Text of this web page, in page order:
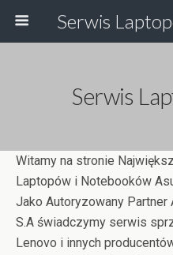
Serwis
Witamy na stronie
Laptopów i Notebooków
Jako Autoryzowany
S.A świadczymy serwis
Lenovo i innych